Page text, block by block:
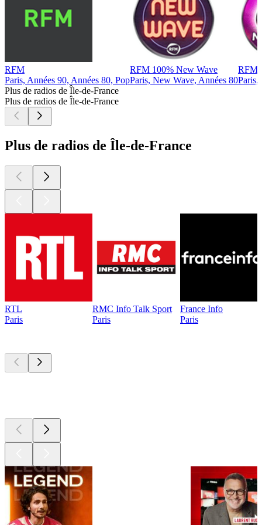
RFM
Paris, Années 90, Années 80, Pop
RFM 100% New Wave
Paris, New Wave, Années 80
RFM
Paris,
Plus de radios de Île-de-France
Plus de radios de Île-de-France
Plus de radios de Île-de-France
RTL
Paris
RMC Info Talk Sport
Paris
France Info
Paris